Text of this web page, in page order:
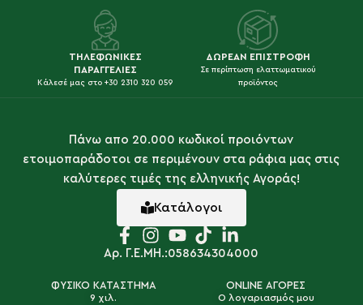
ΤΗΛΕΦΩΝΙΚΕΣ
ΠΑΡΑΓΓΕΛΙΕΣ
Κάλεσέ μας στο +30 2310 320 059
ΔΩΡΕΑΝ ΕΠΙΣΤΡΟΦΗ
Σε περίπτωση ελαττωματικού
προϊόντος
Πάνω απο 20.000 κωδικοί προιόντων
ετοιμοπαράδοτοι σε περιμένουν στα ράφια μας στις
καλύτερες τιμές της ελληνικής Αγοράς!
Κατάλογοι
Αρ. Γ.Ε.ΜΗ.:058634304000
ΦΥΣΙΚΟ ΚΑΤΑΣΤΗΜΑ
9 χιλ.
ONLINE ΑΓΟΡΕΣ
Ο λογαριασμός μου